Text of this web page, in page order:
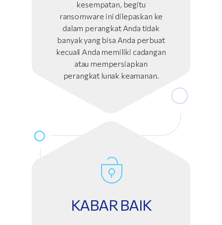
kesempatan, begitu
ransomware ini dilepaskan ke
dalam perangkat Anda tidak
banyak yang bisa Anda perbuat
kecuali Anda memiliki cadangan
atau mempersiapkan
perangkat lunak keamanan.
KABAR BAIK